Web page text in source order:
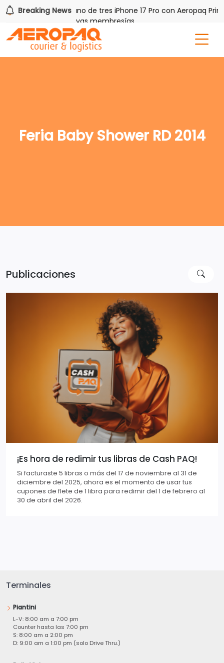
Breaking News
Gana uno de tres iPhone 17 Pro con Aeropaq Prime
tres meses nuevas membresías
Feria Baby Shower RD 2014
Publicaciones
¡Es hora de redimir tus libras de Cash PAQ!
Si facturaste 5 libras o más del 17 de noviembre al 31 de
diciembre del 2025, ahora es el momento de usar tus
cupones de flete de 1 libra para redimir del 1 de febrero al
30 de abril del 2026.
Terminales
Piantini
L-V: 8:00 am a 7:00 pm
Counter hasta las 7:00 pm
S: 8:00 am a 2:00 pm
D: 9:00 am a 1:00 pm (solo Drive Thru.)